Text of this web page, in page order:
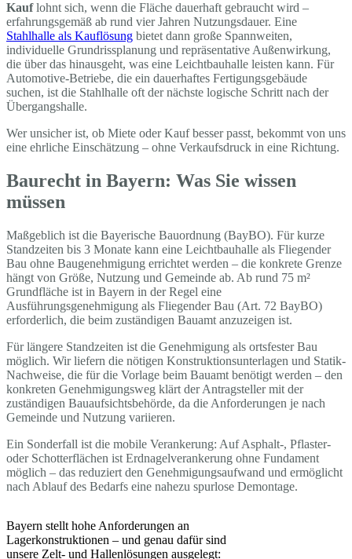
Kauflohnt sich, wenn die Fläche dauerhaft gebraucht wird –
erfahrungsgemäß ab rund vier Jahren Nutzungsdauer. Eine
Stahlhalle als Kauflösung bietet dann große Spannweiten,
individuelle Grundrissplanung und repräsentative Außenwirkung,
die über das hinausgeht, was eine Leichtbauhalle leisten kann. Für
Automotive-Betriebe, die ein dauerhaftes Fertigungsgebäude
suchen, ist die Stahlhalle oft der nächste logische Schritt nach der
Übergangshalle.
Wer unsicher ist, ob Miete oder Kauf besser passt, bekommt von uns
eine ehrliche Einschätzung – ohne Verkaufsdruck in eine Richtung.
Baurecht in Bayern: Was Sie wissen
müssen
Maßgeblich ist die Bayerische Bauordnung (BayBO). Für kurze
Standzeiten bis 3 Monate kann eine Leichtbauhalle als Fliegender
Bau ohne Baugenehmigung errichtet werden – die konkrete Grenze
hängt von Größe, Nutzung und Gemeinde ab. Ab rund 75 m²
Grundfläche ist in Bayern in der Regel eine
Ausführungsgenehmigung als Fliegender Bau (Art. 72 BayBO)
erforderlich, die beim zuständigen Bauamt anzuzeigen ist.
Für längere Standzeiten ist die Genehmigung als ortsfester Bau
möglich. Wir liefern die nötigen Konstruktionsunterlagen und Statik-
Nachweise, die für die Vorlage beim Bauamt benötigt werden – den
konkreten Genehmigungsweg klärt der Antragsteller mit der
zuständigen Bauaufsichtsbehörde, da die Anforderungen je nach
Gemeinde und Nutzung variieren.
Ein Sonderfall ist die mobile Verankerung: Auf Asphalt-, Pflaster-
oder Schotterflächen ist Erdnagelverankerung ohne Fundament
möglich – das reduziert den Genehmigungsaufwand und ermöglicht
nach Ablauf des Bedarfs eine nahezu spurlose Demontage.
Bayern stellt hohe Anforderungen an
Lagerkonstruktionen – und genau dafür sind
unsere Zelt- und Hallenlösungen ausgelegt: